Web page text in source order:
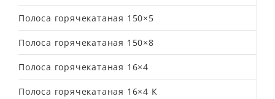
Полоса горячекатаная 150×5
Полоса горячекатаная 150×8
Полоса горячекатаная 16×4
Полоса горячекатаная 16×4 К